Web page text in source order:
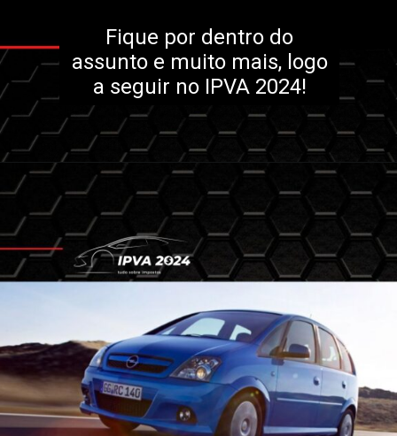
Fique por dentro do
assunto e muito mais, logo
a seguir no IPVA 2024!